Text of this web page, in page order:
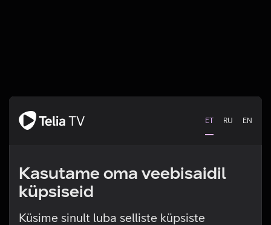
ET RU EN
Kasutame oma veebisaidil
küpsiseid
Küsime sinult luba selliste küpsiste